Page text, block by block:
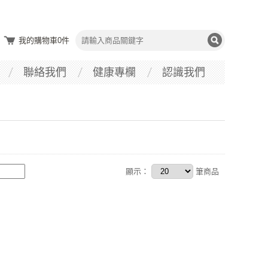
我的購物車0件
聯絡我們 健康專欄 認識我們
顯示： 筆商品